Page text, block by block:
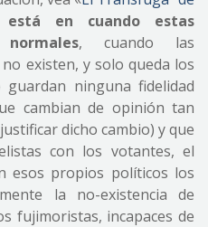
en cuando estas
, cuando las
existen, y solo queda los
ninguna fidelidad
cambian de opinión tan
dicho cambio) y que
con los votantes, el
esos propios políticos los
la no-existencia de
fujimoristas, incapaces de